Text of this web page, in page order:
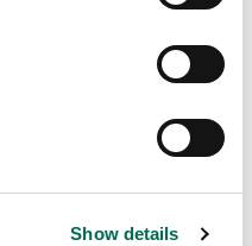
Show details